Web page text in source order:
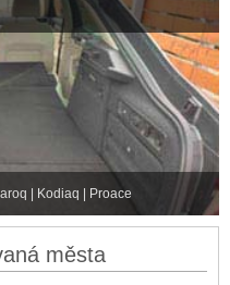
| Kodiaq | Proace
města